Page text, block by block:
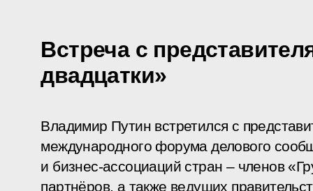
Встреча с
двадцатки»
Владимир Путин встретился с
международного форума делового
и бизнес-ассоциаций стран – членов
партнёров, а также ведущих